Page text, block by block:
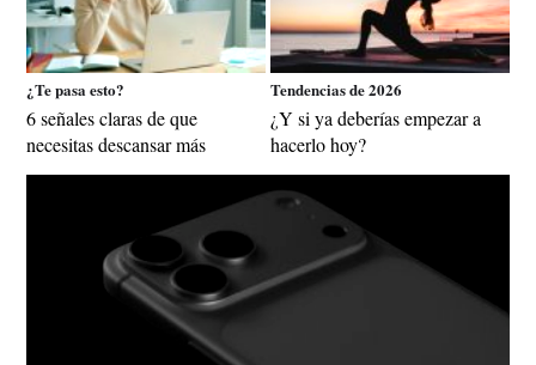
¿Te pasa esto?
6 señales claras de que
necesitas descansar más
Tendencias de 2026
¿Y si ya deberías empezar a
hacerlo hoy?